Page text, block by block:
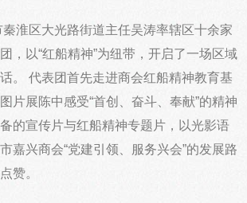
淮区大光路街道主任吴涛率辖区十余家
，以“红船精神”为纽带，开启了一场区域
。 代表团首先走进商会红船精神教育基
片展陈中感受“首创、奋斗、奉献”的精神
的宣传片与红船精神专题片，以光影语
嘉兴商会“党建引领、服务兴会”的发展路
赞。